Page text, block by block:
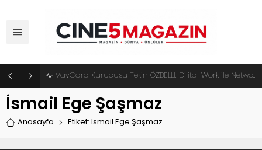
VayCard Kurucusu Tekin ÖZBELLİ: Dijital Work ile Network Marketingde Yeni Dönem Başlıyor
İsmail Ege Şaşmaz
Anasayfa Etiket: İsmail Ege Şaşmaz